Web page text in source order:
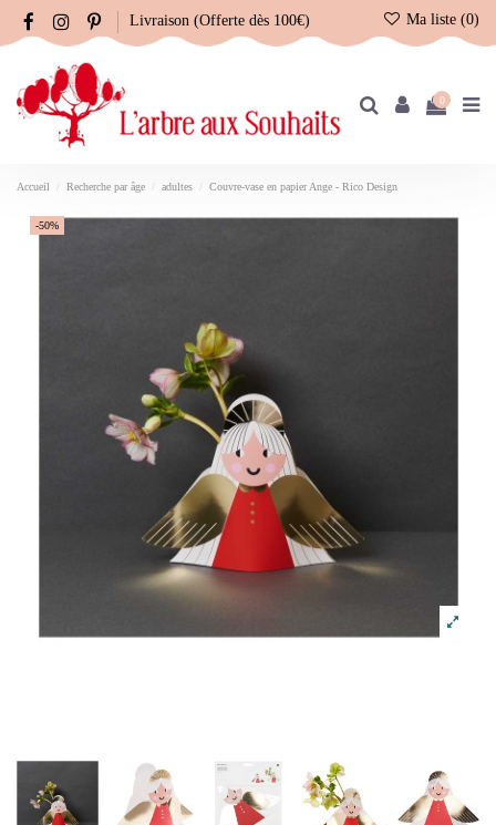
Livraison (Offerte dès 100€) Ma liste (0)
0
Accueil Recherche par âge adultes Couvre-vase en papier Ange - Rico Design
-50%